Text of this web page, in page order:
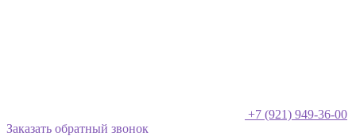
+7 (921) 949-36-00
Заказать обратный звонок